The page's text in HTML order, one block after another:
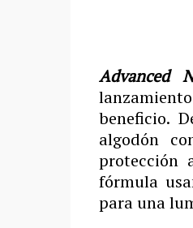
Advanced
beneficio.
algodón
protección
fórmula
para una